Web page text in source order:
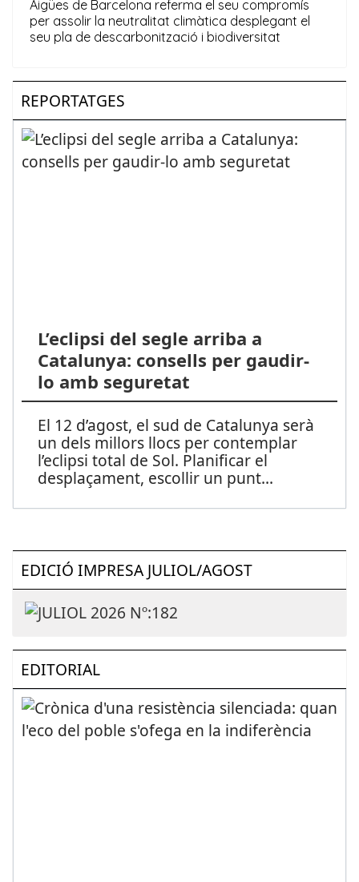
REPORTATGES
L’eclipsi del segle arriba a
Catalunya: consells per gaudir-
lo amb seguretat
El 12 d’agost, el sud de Catalunya serà
un dels millors llocs per contemplar
l’eclipsi total de Sol. Planificar el
desplaçament, escollir un punt...
EDICIÓ IMPRESA JULIOL/AGOST
EDITORIAL